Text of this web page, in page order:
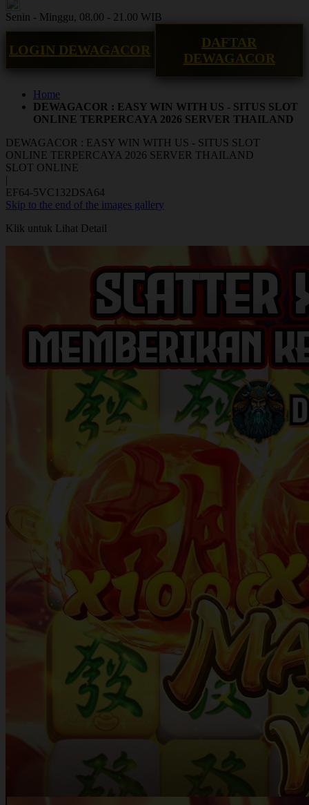
Senin - Minggu, 08.00 - 21.00 WIB
LOGIN DEWAGACOR
DAFTAR
DEWAGACOR
Home
DEWAGACOR : EASY WIN WITH US - SITUS SLOT
ONLINE TERPERCAYA 2026 SERVER THAILAND
DEWAGACOR : EASY WIN WITH US - SITUS SLOT
ONLINE TERPERCAYA 2026 SERVER THAILAND
SLOT ONLINE
|
EF64-5VC132DSA64
Skip to the end of the images gallery
Klik untuk Lihat Detail